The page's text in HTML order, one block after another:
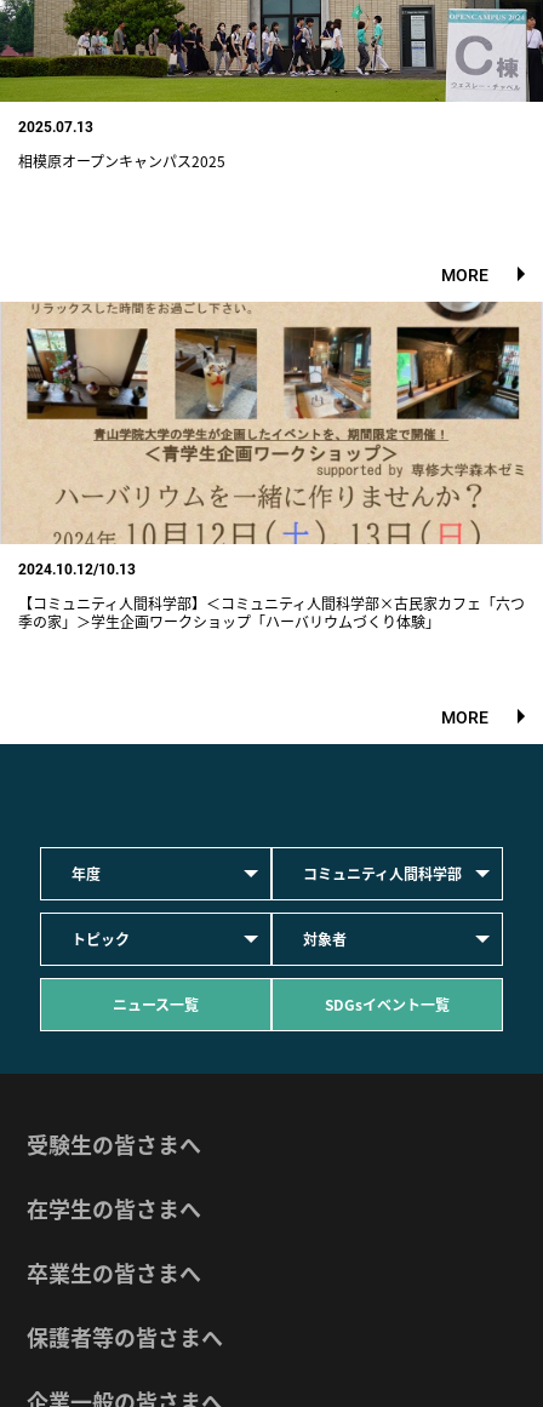
2025.07.13
相模原オープンキャンパス2025
MORE
2024.10.12/10.13
【コミュニティ人間科学部】＜コミュニティ人間科学部×古民家カフェ「六つ
季の家」＞学生企画ワークショップ「ハーバリウムづくり体験」
MORE
年度 コミュニティ人間科学部
トピック 対象者
ニュース一覧 SDGsイベント一覧
受験生の皆さまへ
在学生の皆さまへ
卒業生の皆さまへ
保護者等の皆さまへ